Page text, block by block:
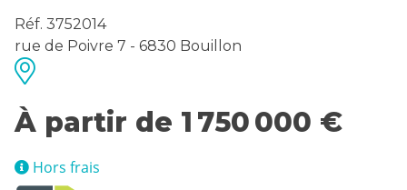
Réf. 3752014
rue de Poivre 7 - 6830 Bouillon
À partir de 1 750 000 €
Hors frais